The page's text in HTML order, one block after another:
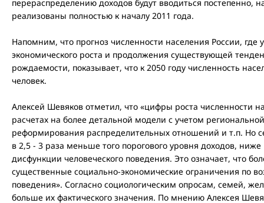
перераспределению доходов будут вводиться постепенно,
реализованы полностью к началу 2011 года.
Напомним, что прогноз численности населения России, где
экономического роста и продолжения существующей
рождаемости, показывает, что к 2050 году численность
человек.
Алексей Шевяков отметил, что «цифры роста численности
расчетах на более детальной модели с учетом
реформирования распределительных отношений и т.п. Но
в 2,5 - 3 раза меньше того порогового уровня доходов,
дисфункции человеческого поведения. Это означает, что
существенные социально-экономические ограничения по
поведения». Согласно социологическим опросам, семей,
больше их фактического значения. По мнению Алексея